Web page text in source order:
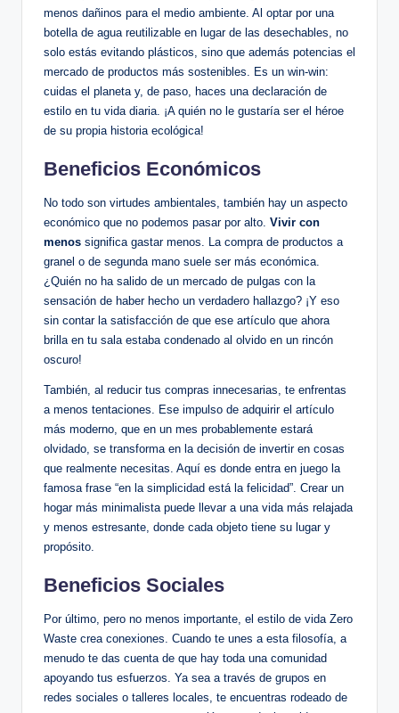
menos dañinos para el medio ambiente. Al optar por una
botella de agua reutilizable en lugar de las desechables, no
solo estás evitando plásticos, sino que además potencias el
mercado de productos más sostenibles. Es un win-win:
cuidas el planeta y, de paso, haces una declaración de
estilo en tu vida diaria. ¡A quién no le gustaría ser el héroe
de su propia historia ecológica!
Beneficios Económicos
No todo son virtudes ambientales, también hay un aspecto
económico que no podemos pasar por alto. Vivir con
menos significa gastar menos. La compra de productos a
granel o de segunda mano suele ser más económica.
¿Quién no ha salido de un mercado de pulgas con la
sensación de haber hecho un verdadero hallazgo? ¡Y eso
sin contar la satisfacción de que ese artículo que ahora
brilla en tu sala estaba condenado al olvido en un rincón
oscuro!
También, al reducir tus compras innecesarias, te enfrentas
a menos tentaciones. Ese impulso de adquirir el artículo
más moderno, que en un mes probablemente estará
olvidado, se transforma en la decisión de invertir en cosas
que realmente necesitas. Aquí es donde entra en juego la
famosa frase “en la simplicidad está la felicidad”. Crear un
hogar más minimalista puede llevar a una vida más relajada
y menos estresante, donde cada objeto tiene su lugar y
propósito.
Beneficios Sociales
Por último, pero no menos importante, el estilo de vida Zero
Waste crea conexiones. Cuando te unes a esta filosofía, a
menudo te das cuenta de que hay toda una comunidad
apoyando tus esfuerzos. Ya sea a través de grupos en
redes sociales o talleres locales, te encuentras rodeado de